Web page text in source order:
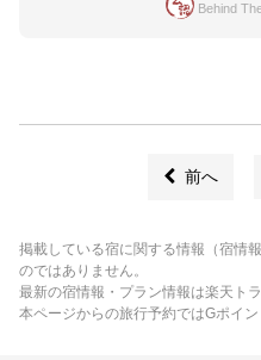
Behind
前へ
掲載している宿に関する情報（宿情
のではありません。
最新の宿情報・プラン情報は楽天ト
本ページからの旅行予約ではGポイン